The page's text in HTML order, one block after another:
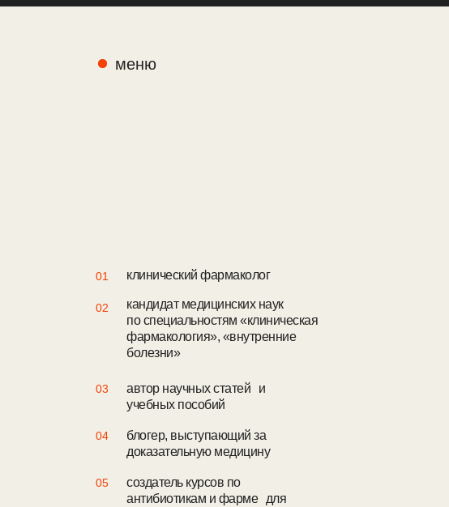
меню
клинический фармаколог
01
02
03
04
05
кандидат медицинских наук
по специальностям «клиническая
фармакология», «внутренние
болезни»
автор научных статей и
учебных пособий
блогер, выступающий за
доказательную медицину
создатель курсов по
антибиотикам и фарме для